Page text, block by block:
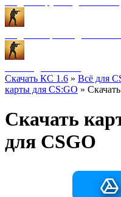
Скачать КС 1.6 » Всё для
карты для CS:GO »
Скачать
для CSGO